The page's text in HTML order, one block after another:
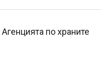
по храните